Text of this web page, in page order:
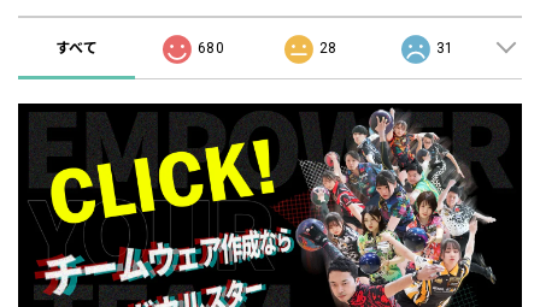
すべて 680 28 31